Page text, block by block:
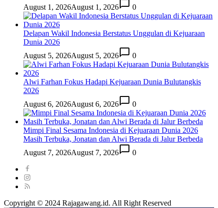
August 1, 2026August 1, 2026 0
Delapan Wakil Indonesia Berstatus Unggulan di Kejuaraan
Dunia 2026
August 5, 2026August 5, 2026 0
Alwi Farhan Fokus Hadapi Kejuaraan Dunia Bulutangkis
2026
August 6, 2026August 6, 2026 0
Mimpi Final Sesama Indonesia di Kejuaraan Dunia 2026
Masih Terbuka, Jonatan dan Alwi Berada di Jalur Berbeda
August 7, 2026August 7, 2026 0
Copyright © 2024 Rajagawang.id. All Right Reserved